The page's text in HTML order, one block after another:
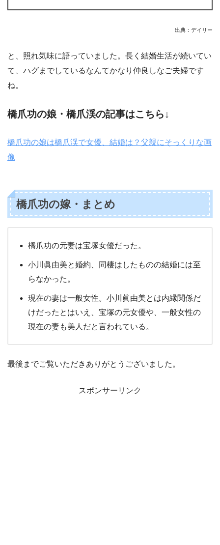
出典：デイリー
と、照れ気味に語っていました。長く結婚生活が続いてい
て、ハグまでしているなんてかなり仲良しなご夫婦です
ね。
橋爪功の娘・橋爪渓の記事はこちら↓
橋爪功の娘は橋爪渓で女優、結婚は？父親にそっくりな画
像
橋爪功の嫁・まとめ
橋爪功の元妻は宝塚女優だった。
小川眞由美と婚約、同棲はしたものの結婚には至
らなかった。
現在の妻は一般女性。小川眞由美とは内縁関係だ
けだったとはいえ、宝塚の元女優や、一般女性の
現在の妻も美人だと言われている。
最後までご覧いただきありがとうございました。
スポンサーリンク